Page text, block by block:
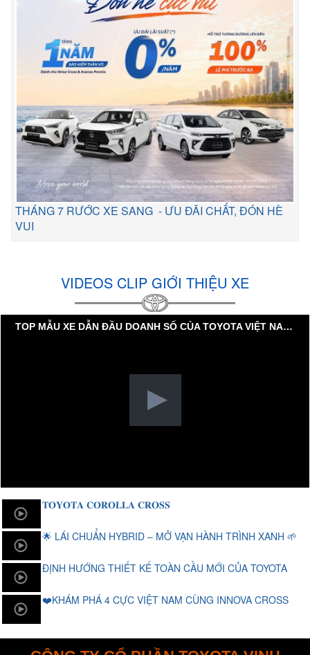
THÁNG 7 RƯỚC XE SANG - ƯU ĐÃI CHẤT, ĐÓN HÈ
VUI
VIDEOS CLIP GIỚI THIỆU XE
TOP MẪU XE DẪN ĐẦU DOANH SỐ CỦA TOYOTA VIỆT NAM TRONG 3 THẬP KỶ
𝐓𝐎𝐘𝐎𝐓𝐀 𝐂𝐎𝐑𝐎𝐋𝐋𝐀 𝐂𝐑𝐎𝐒𝐒
🌟 LÁI CHUẨN HYBRID – MỞ VẠN HÀNH TRÌNH XANH 🌱
ĐỊNH HƯỚNG THIẾT KẾ TOÀN CẦU MỚI CỦA TOYOTA
❤️KHÁM PHÁ 4 CỰC VIỆT NAM CÙNG INNOVA CROSS